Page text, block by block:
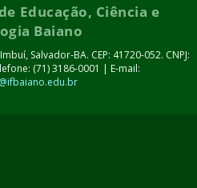
Educação, Ciência e
Baiano
Salvador-BA. CEP: 41720-052. CNPJ:
(71) 3186-0001 | E-mail: